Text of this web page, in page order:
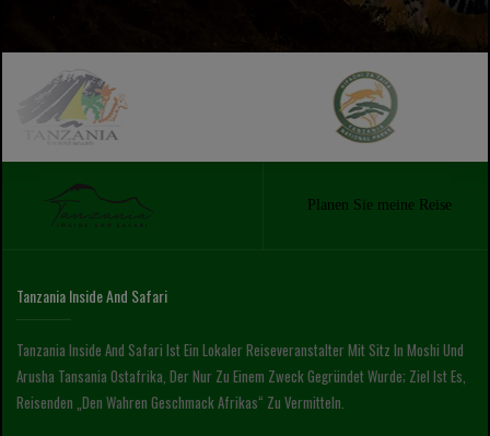
Planen Sie meine Reise
Tanzania Inside And Safari
Tanzania Inside And Safari Ist Ein Lokaler Reiseveranstalter Mit Sitz In Moshi Und
Arusha Tansania Ostafrika, Der Nur Zu Einem Zweck Gegründet Wurde; Ziel Ist Es,
Reisenden „den Wahren Geschmack Afrikas“ Zu Vermitteln.